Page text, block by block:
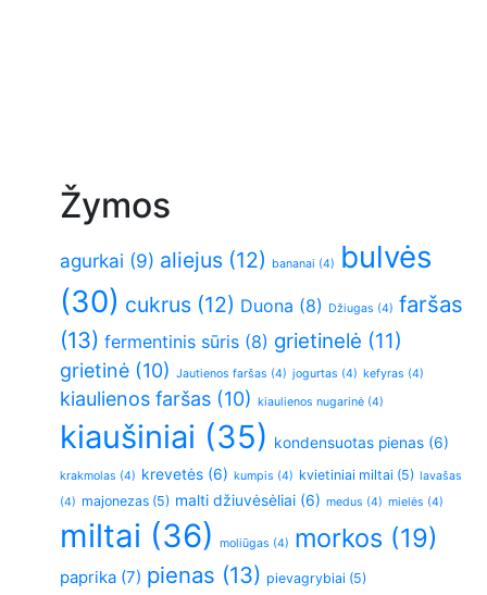
Žymos
agurkai (9) aliejus (12) bananai (4)
bulvės
(30) cukrus (12) Duona (8) Džiugas (4) faršas
(13) fermentinis sūris (8) grietinelė (11)
grietinė (10) Jautienos faršas (4) jogurtas (4) kefyras (4)
kiaulienos faršas (10) kiaulienos nugarinė (4)
kiaušiniai (35) kondensuotas pienas (6)
krakmolas (4) krevetės (6) kumpis (4) kvietiniai miltai (5) lavašas
(4) majonezas (5) malti džiuvėsėliai (6) medus (4) mielės (4)
miltai (36) moliūgas (4) morkos (19)
paprika (7) pienas (13) pievagrybiai (5)